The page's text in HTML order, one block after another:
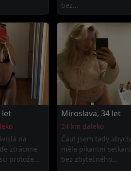
bez...
let
na
ztrácíme
protože...
Miroslava, 34 let
24 km daleko
Čau! Jsem tady abych
měla pikantní setkání
bez zbytečného...